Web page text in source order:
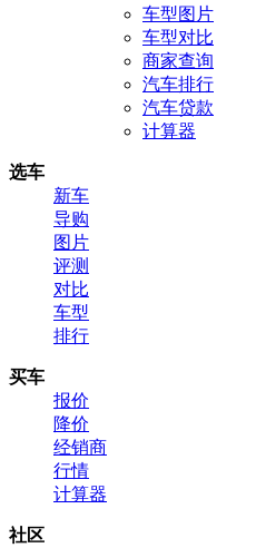
车型图片
车型对比
商家查询
汽车排行
汽车贷款
计算器
选车
新车
导购
图片
评测
对比
车型
排行
买车
报价
降价
经销商
行情
计算器
社区